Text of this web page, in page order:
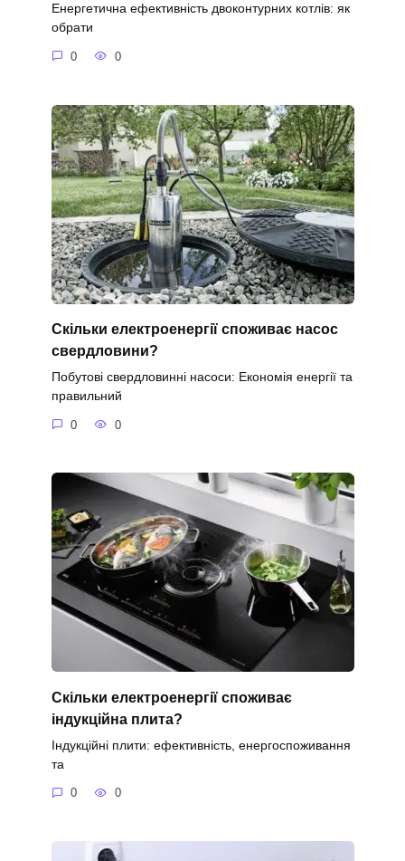
Енергетична ефективність двоконтурних котлів: як
обрати
0 0
Скільки електроенергії споживає насос
свердловини?
Побутові свердловинні насоси: Економія енергії та
правильний
0 0
Скільки електроенергії споживає
індукційна плита?
Індукційні плити: ефективність, енергоспоживання
та
0 0